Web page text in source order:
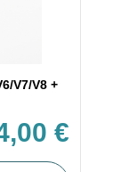
V7/V8 +
€